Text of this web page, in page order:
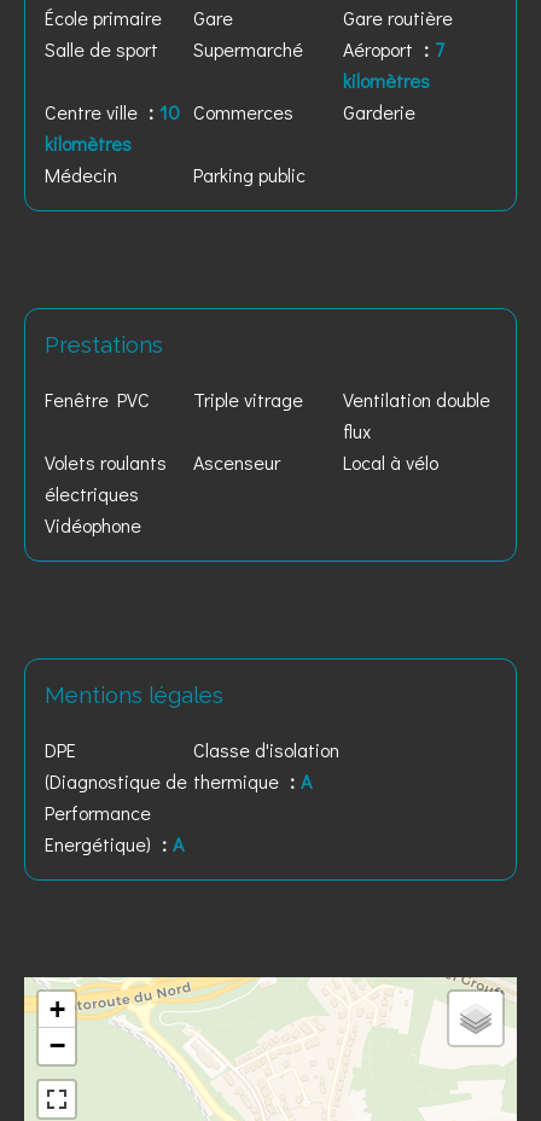
École primaire
Gare
Gare routière
Salle de sport
Supermarché Aéroport
7
kilomètres
Centre ville
10
kilomètres
Commerces Garderie
Médecin Parking public
Prestations
Fenêtre PVC Triple vitrage
Ventilation double
flux
Volets roulants
électriques
Ascenseur Local à vélo
Vidéophone
Mentions légales
DPE
(Diagnostique de
Performance
Energétique)
A
Classe d'isolation
thermique
A
+
−